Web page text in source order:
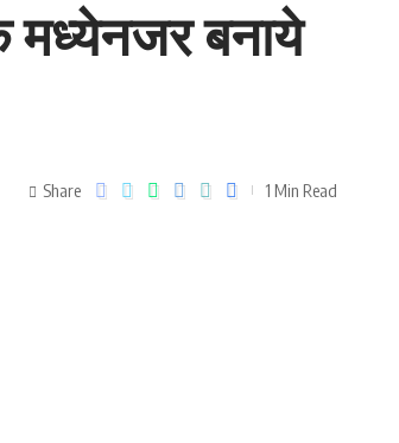
मध्येनजर बनाये
Share 1 Min Read